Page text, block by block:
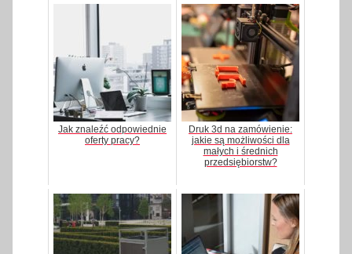
Jak znaleźć odpowiednie
oferty pracy?
Druk 3d na zamówienie:
jakie są możliwości dla
małych i średnich
przedsiębiorstw?